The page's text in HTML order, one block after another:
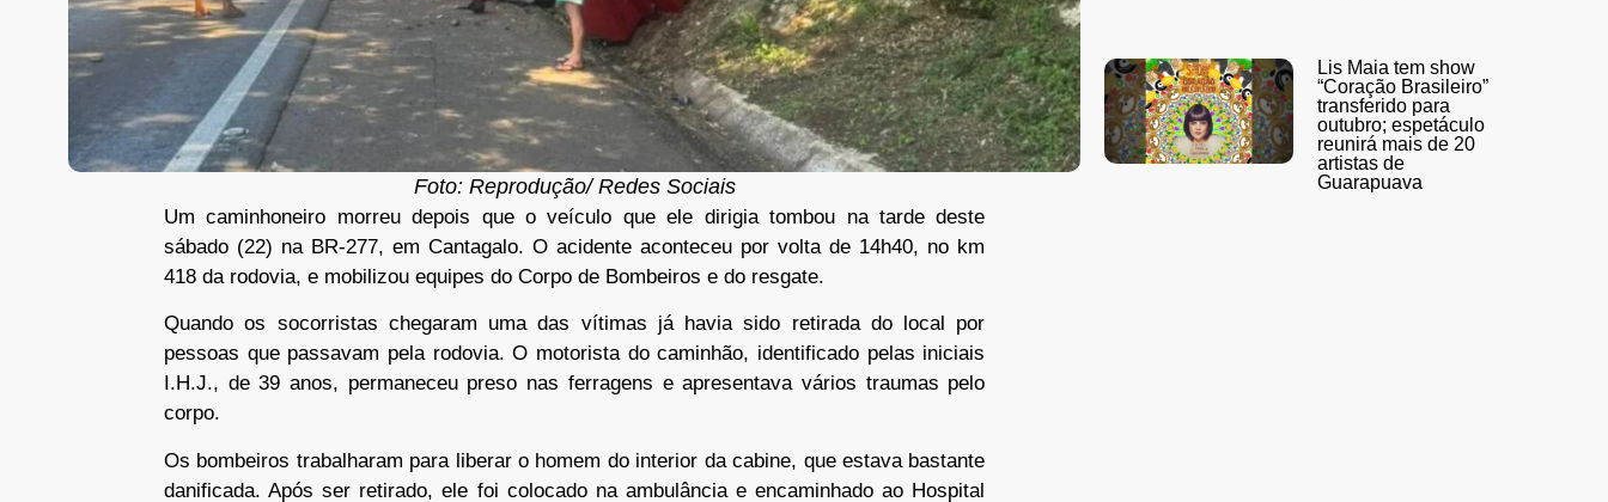
Foto: Reprodução/ Redes Sociais
Um caminhoneiro morreu depois que o veículo que ele dirigia tombou na tarde deste
sábado (22) na BR-277, em Cantagalo. O acidente aconteceu por volta de 14h40, no km
418 da rodovia, e mobilizou equipes do Corpo de Bombeiros e do resgate.
Quando os socorristas chegaram uma das vítimas já havia sido retirada do local por
pessoas que passavam pela rodovia. O motorista do caminhão, identificado pelas iniciais
I.H.J., de 39 anos, permaneceu preso nas ferragens e apresentava vários traumas pelo
corpo.
Os bombeiros trabalharam para liberar o homem do interior da cabine, que estava bastante
danificada. Após ser retirado, ele foi colocado na ambulância e encaminhado ao Hospital
Lis Maia tem show
“Coração Brasileiro”
transferido para
outubro; espetáculo
reunirá mais de 20
artistas de
Guarapuava